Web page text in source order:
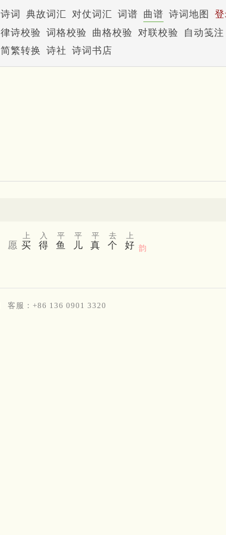
诗词 典故词汇 对仗词汇 词谱 曲谱 诗词地图
律诗校验 词格校验 曲格校验 对联校验
自动笺注
简繁转换 诗社 诗词书店
愿 买
上
得
入
鱼
平
儿
平
真
平
个
去
好
上
韵
客服：+86 136 0901 3320